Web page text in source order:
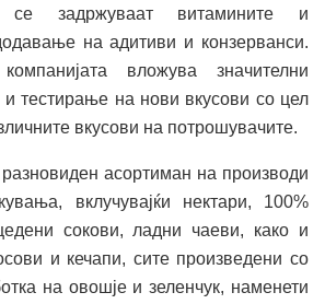
се задржуваат витамините и
на адитиви и конзерванси.
вложува значителни
и тестирање на нови вкусови со цел
вкусови на потрошувачите.
асортиман на производи
вклучувајќи нектари, 100%
сокови, ладни чаеви, како и
и кечапи, сите произведени со
на овошје и зеленчук, наменети